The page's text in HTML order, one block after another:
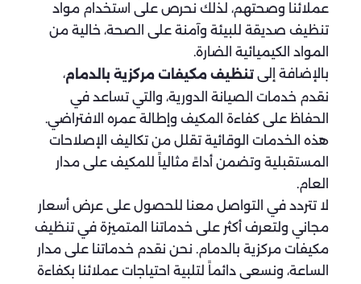
عملائنا وصحتهم، لذلك نحرص على استخدام مواد
تنظيف صديقة للبيئة وآمنة على الصحة، خالية من
المواد الكيميائية الضارة.
بالإضافة إلى تنظيف مكيفات مركزية بالدمام،
نقدم خدمات الصيانة الدورية، والتي تساعد في
الحفاظ على كفاءة المكيف وإطالة عمره الافتراضي.
هذه الخدمات الوقائية تقلل من تكاليف الإصلاحات
المستقبلية وتضمن أداءً مثالياً للمكيف على مدار
العام.
لا تتردد في التواصل معنا للحصول على عرض أسعار
مجاني ولتعرف أكثر على خدماتنا المتميزة في تنظيف
مكيفات مركزية بالدمام. نحن نقدم خدماتنا على مدار
الساعة، ونسعى دائماً لتلبية احتياجات عملائنا بكفاءة